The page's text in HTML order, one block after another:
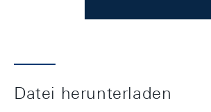
Datei herunterladen